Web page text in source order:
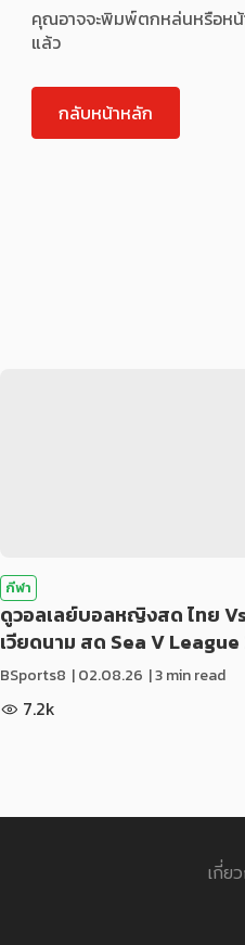
คุณอาจจะพิมพ์ตกหล่นหรือหน้
แล้ว
กลับหน้าหลัก
กีฬา
ดูวอลเลย์บอลหญิงสด ไทย
เวียดนาม สด Sea V
BSports8 |02.08.26 | 3 min read
7.2k
เกี่ย